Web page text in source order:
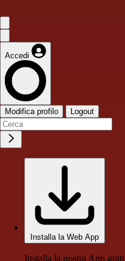
Accedi
Modifica profilo Logout
Installa la Web App
Installa la nostra App